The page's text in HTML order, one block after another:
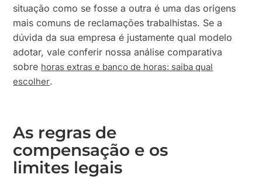
situação como se fosse a outra é uma das origens
mais comuns de reclamações trabalhistas. Se a
dúvida da sua empresa é justamente qual modelo
adotar, vale conferir nossa análise comparativa
sobre horas extras e banco de horas: saiba qual
escolher.
As regras de
compensação e os
limites legais